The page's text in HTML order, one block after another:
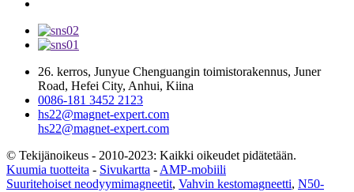
26. kerros, Junyue Chenguangin toimistorakennus, Juner
Road, Hefei City, Anhui, Kiina
0086-181 3452 2123
hs22@magnet-expert.com
hs22@magnet-expert.com
© Tekijänoikeus - 2010-2023: Kaikki oikeudet pidätetään.
Kuumia tuotteita - Sivukartta - AMP-mobiili
Suuritehoiset neodyymimagneetit, Vahvin kestomagneetti, N50-